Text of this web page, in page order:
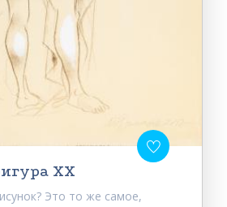
XX
Это то же самое,